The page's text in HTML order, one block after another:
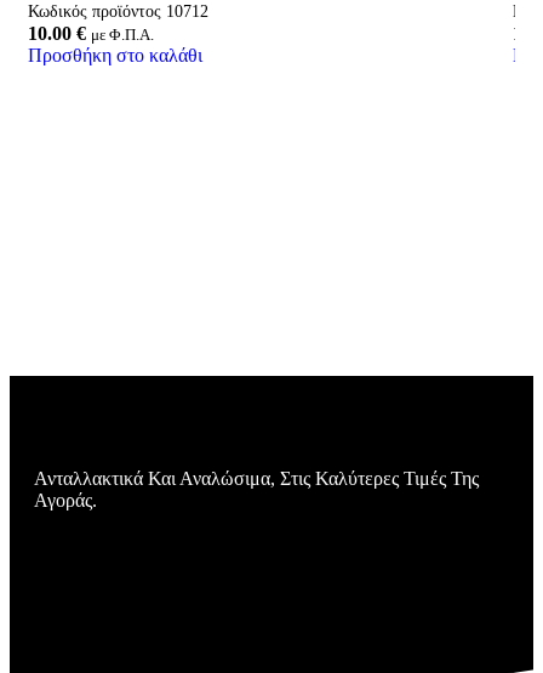
Κωδικός προϊόντος 10712
10.00 € με Φ.Π.Α.
Προσθήκη στο καλάθι
Ανταλλακτικά Και Αναλώσιμα, Στις Καλύτερες Τιμές Της
Αγοράς.